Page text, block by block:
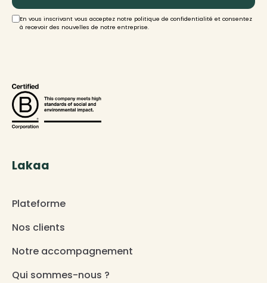
En vous inscrivant vous acceptez notre politique de confidentialité et consentez
à recevoir des nouvelles de notre entreprise.
Lakaa
Plateforme
Nos clients
Notre accompagnement
Qui sommes-nous ?